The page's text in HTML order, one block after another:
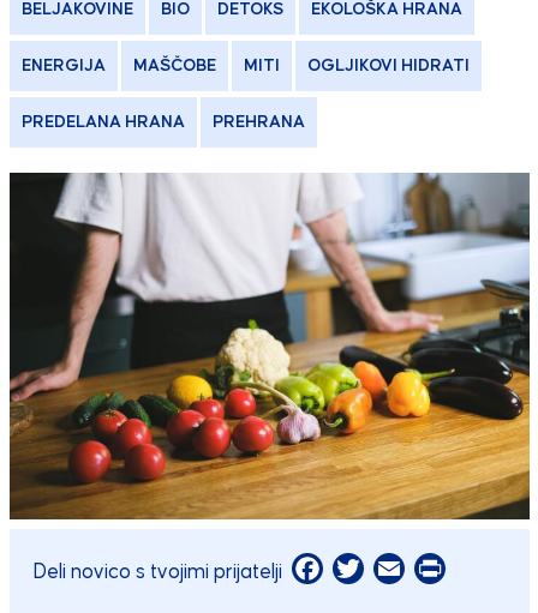
BELJAKOVINE BIO DETOKS EKOLOŠKA HRANA
ENERGIJA MAŠČOBE MITI OGLJIKOVI HIDRATI
PREDELANA HRANA PREHRANA
Deli novico s tvojimi prijatelji Facebook
Twitter
EmailPrint